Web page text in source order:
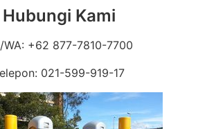
Hubungi Kami
WA: +62 877-7810-7700
021-599-919-17